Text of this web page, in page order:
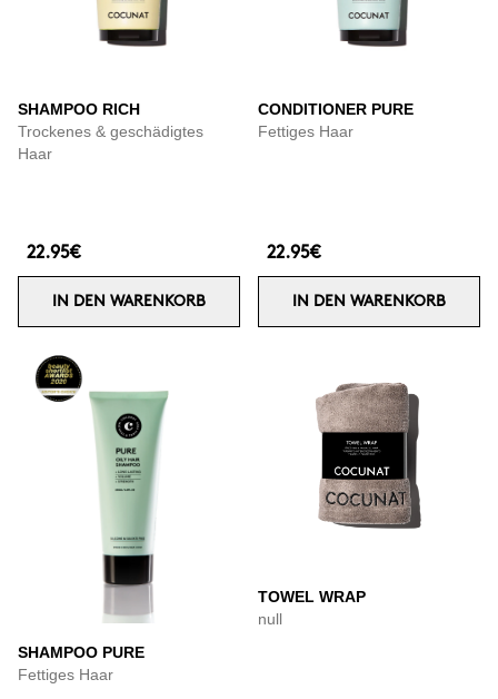
SHAMPOO RICH
Trockenes & geschädigtes
Haar
22.95€
IN DEN WARENKORB
CONDITIONER PURE
Fettiges Haar
22.95€
IN DEN WARENKORB
SHAMPOO PURE
Fettiges Haar
TOWEL WRAP
null